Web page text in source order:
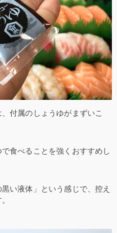
付属のしょうゆがまずいこ
食べることを強くおすすめし
い液体」という感じで、控え